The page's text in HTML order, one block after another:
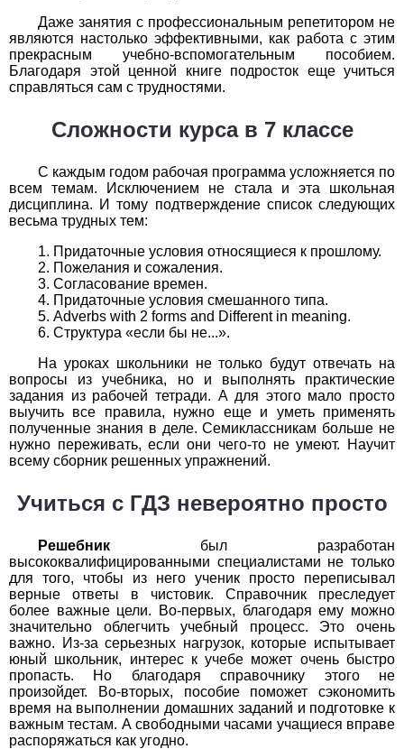
Литература
1
2 3 4 5 6 7 8 9 10
11
Математика
2 3 4 5 6 7 8 9 10
Немецкий язык
1
2 3 4 5 6 7 8 9 10
11
ОБЖ
2 3 4 5 6
Обществоведение
2 3 4 5 6 7 8 9 10
11
Окружающий мир
1
2 3 4 5 6 7 8 9 10
11
Русский язык
1
2 3 4 5 6 7 8 9 10
11
Технология
1
2 3 4 5 6 7 8 9 10
11
Физика
1
2 3 4 5 6 7 8 9 10
11
Французский язык
1
2 3 4 5
11
Даже занятия с профессиональным репетитором не
являются настолько эффективными, как работа с этим
прекрасным учебно-вспомогательным пособием.
Благодаря этой ценной книге подросток еще учиться
справляться сам с трудностями.
Сложности курса в 7 классе
С каждым годом рабочая программа усложняется по
всем темам. Исключением не стала и эта школьная
дисциплина. И тому подтверждение список следующих
весьма трудных тем:
Придаточные условия относящиеся к прошлому.
Пожелания и сожаления.
Согласование времен.
Придаточные условия смешанного типа.
Adverbs with 2 forms and Different in meaning.
Структура «если бы не...».
На уроках школьники не только будут отвечать на
вопросы из учебника, но и выполнять практические
задания из рабочей тетради. А для этого мало просто
выучить все правила, нужно еще и уметь применять
полученные знания в деле. Семиклассникам больше не
нужно переживать, если они чего-то не умеют. Научит
всему сборник решенных упражнений.
Учиться с ГДЗ невероятно просто
Решебник был разработан
высококвалифицированными специалистами не только
для того, чтобы из него ученик просто переписывал
верные ответы в чистовик. Справочник преследует
более важные цели. Во-первых, благодаря ему можно
значительно облегчить учебный процесс. Это очень
важно. Из-за серьезных нагрузок, которые испытывает
юный школьник, интерес к учебе может очень быстро
пропасть. Но благодаря справочнику этого не
произойдет. Во-вторых, пособие поможет сэкономить
время на выполнении домашних заданий и подготовке к
важным тестам. А свободными часами учащиеся вправе
распоряжаться как угодно.